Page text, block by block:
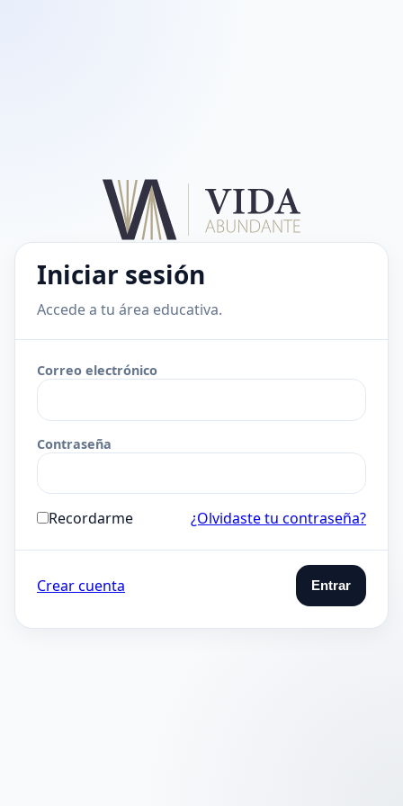
Iniciar sesión
Accede a tu área educativa.
Correo electrónico
Contraseña
Recordarme ¿Olvidaste tu contraseña?
Crear cuenta Entrar